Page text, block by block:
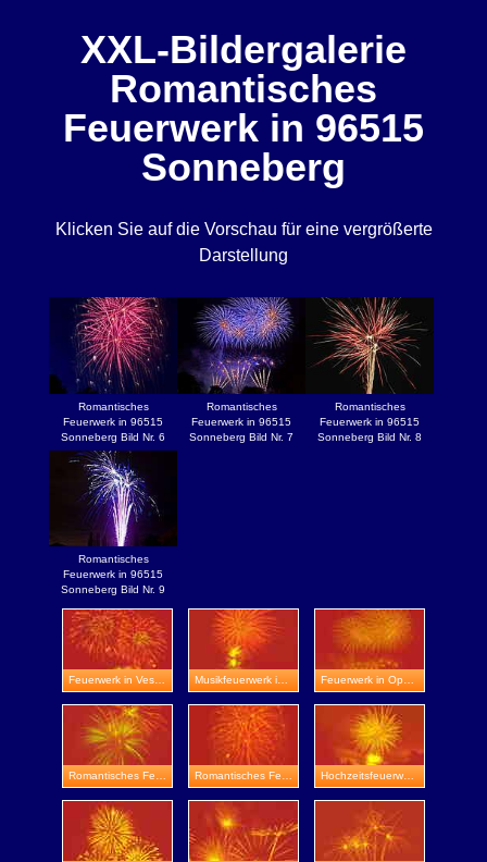
XXL-Bildergalerie
Romantisches
Feuerwerk in 96515
Sonneberg
Klicken Sie auf die Vorschau für eine vergrößerte
Darstellung
Romantisches
Feuerwerk in 96515
Sonneberg Bild Nr. 6
Romantisches
Feuerwerk in 96515
Sonneberg Bild Nr. 7
Romantisches
Feuerwerk in 96515
Sonneberg Bild Nr. 8
Romantisches
Feuerwerk in 96515
Sonneberg Bild Nr. 9
Feuerwerk in Veste Wachsenburg Musikfeuerwerk in Eisenach Feuerwerk in Oppurg
Romantisches Feuerwerk in Apolda Romantisches Feuerwerk in Schloss Elisabethenburg Hochzeitsfeuerwerk in Schloss Beichlingen